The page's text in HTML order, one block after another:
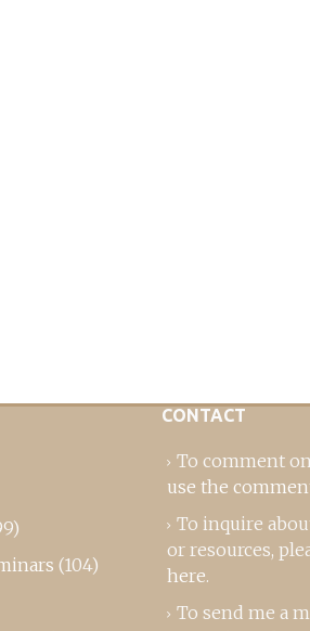
(104)
CONTACT
To comment
use the
To inquire
or resources,
here.
To send me a